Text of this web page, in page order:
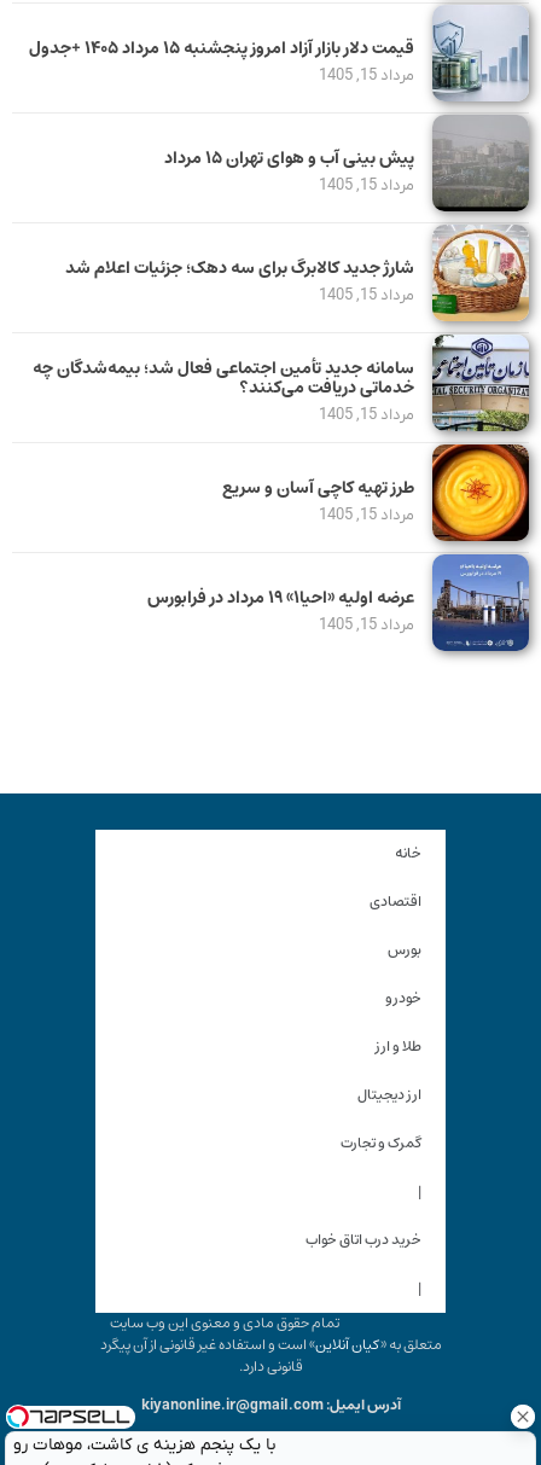
با یک پنجم هزینه ی کاشت، موهات رو
قیمت دلار بازار آزاد امروز پنجشنبه ۱۵ مرداد ۱۴۰۵ +جدول
مرداد 15, 1405
پیش بینی آب و هوای تهران ۱۵ مرداد
مرداد 15, 1405
شارژ جدید کالابرگ برای سه دهک؛ جزئیات اعلام شد
مرداد 15, 1405
سامانه جدید تأمین اجتماعی فعال شد؛ بیمه‌شدگان چه
خدماتی دریافت می‌کنند؟
مرداد 15, 1405
طرز تهیه کاچی آسان و سریع
مرداد 15, 1405
عرضه اولیه «احیا۱» ۱۹ مرداد در فرابورس
مرداد 15, 1405
خانه
اقتصادی
بورس
خودرو
طلا و ارز
ارز دیجیتال
گمرک و تجارت
|
خرید درب اتاق خواب
|
تمام حقوق مادی و معنوی این وب سایت
متعلق به «کیان آنلاین» است و استفاده غیر قانونی از آن پیگرد
قانونی دارد.
آدرس ایمیل: kiyanonline.ir@gmail.com